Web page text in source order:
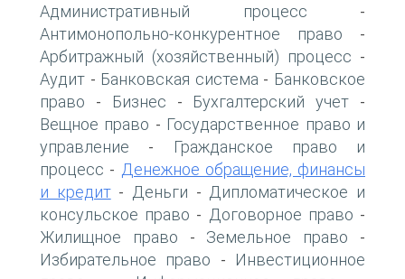
Административный процесс -
Антимонопольно-конкурентное право -
Арбитражный (хозяйственный) процесс -
Аудит - Банковская система - Банковское
право - Бизнес - Бухгалтерский учет -
Вещное право - Государственное право и
управление -
Гражданское право и
процесс - Денежное обращение, финансы
и кредит- Деньги - Дипломатическое и
консульское право - Договорное право -
Жилищное право - Земельное право -
Избирательное право -
Инвестиционное